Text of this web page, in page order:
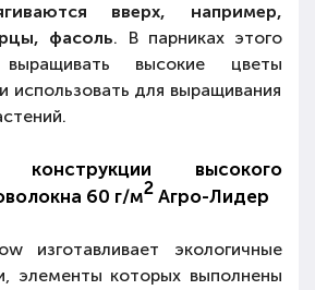
вверх, например,
фасоль. В парниках этого
высокие цветы
использовать для выращивания
конструкции высокого
60 г/м2 Агро-Лидер
изготавливает экологичные
элементы которых выполнены